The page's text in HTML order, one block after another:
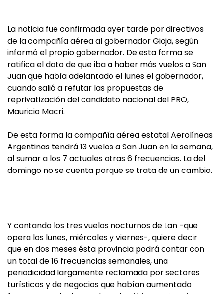
La noticia fue confirmada ayer tarde por directivos
de la compañía aérea al gobernador Gioja, según
informó el propio gobernador. De esta forma se
ratifica el dato de que iba a haber más vuelos a San
Juan que había adelantado el lunes el gobernador,
cuando salió a refutar las propuestas de
reprivatización del candidato nacional del PRO,
Mauricio Macri.
De esta forma la compañía aérea estatal Aerolíneas
Argentinas tendrá 13 vuelos a San Juan en la semana,
al sumar a los 7 actuales otras 6 frecuencias. La del
domingo no se cuenta porque se trata de un cambio.
Y contando los tres vuelos nocturnos de Lan -que
opera los lunes, miércoles y viernes-, quiere decir
que en dos meses ésta provincia podrá contar con
un total de 16 frecuencias semanales, una
periodicidad largamente reclamada por sectores
turísticos y de negocios que habían aumentado